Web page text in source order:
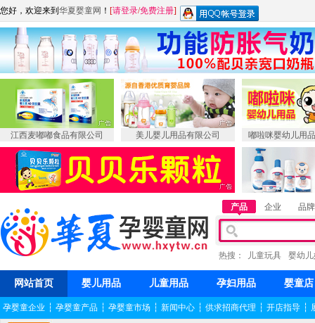
您好，欢迎来到 华夏婴童网 ！ [请登录/免费注册]
江西麦嘟嘟食品有限公司 美儿婴儿用品有限公司 嘟啦咪婴幼儿用
产品 企业 品牌
热搜： 儿童玩具 婴幼
网站首页 婴儿用品 儿童用品 孕妇用品 婴童店
孕婴童企业 ┆ 孕婴童产品 ┆ 孕婴童市场 ┆ 新闻中心 ┆ 供求招商代理 ┆ 开店指导 ┆